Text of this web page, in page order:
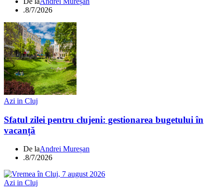
.8/7/2026
Azi in Cluj
Sfatul zilei pentru clujeni: gestionarea bugetului în
vacanță
De laAndrei Mureșan
.8/7/2026
Azi in Cluj